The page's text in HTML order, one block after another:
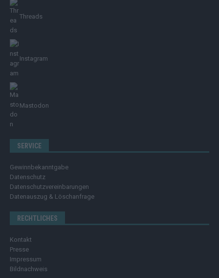
Threads
Instagram
Mastodon
SERVICE
Gewinnbekanntgabe
Datenschutz
Datenschutzvereinbarungen
Datenauszug & Löschanfrage
RECHTLICHES
Kontakt
Presse
Impressum
Bildnachweis